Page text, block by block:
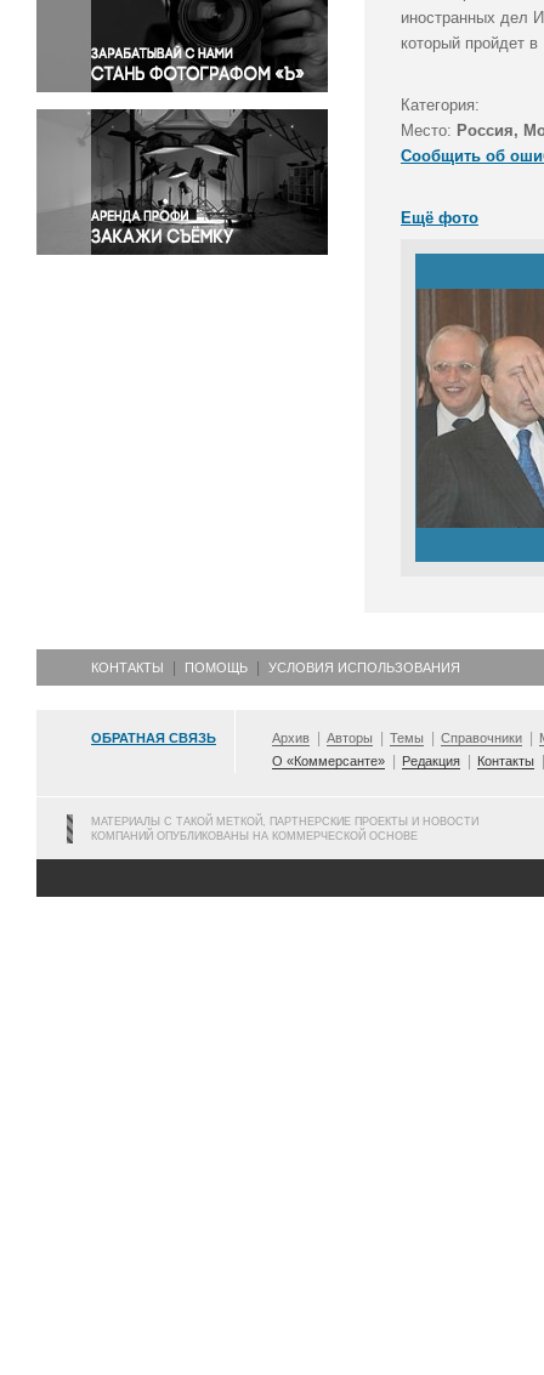
Правосудие
Происшествия и конфликты
Религия
Светская жизнь
Спорт
Экология
Экономика и бизнес
иностранных дел
который пройдет
Категория:
Место: Россия,
Сообщить об
Ещё фото
КОНТАКТЫ ПОМОЩЬ УСЛОВИЯ ИСПОЛЬЗОВАНИЯ
ОБРАТНАЯ СВЯЗЬ Архив Авторы Темы Справочники
О «Коммерсанте»
Редакция Контакты
МАТЕРИАЛЫ С ТАКОЙ МЕТКОЙ, ПАРТНЕРСКИЕ ПРОЕКТЫ И НОВОСТИ
КОМПАНИЙ ОПУБЛИКОВАНЫ НА КОММЕРЧЕСКОЙ ОСНОВЕ